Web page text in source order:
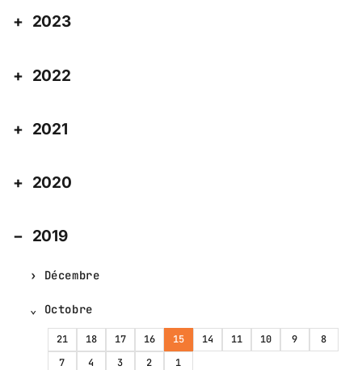
2023
2022
2021
2020
2019
Décembre
Octobre
21 18 17 16 15 14 11 10 9
8
7
4 3 2 1